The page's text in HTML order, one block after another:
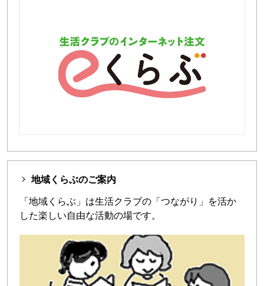
地域くらぶのご案内
「地域くらぶ」は生活クラブの「つながり」を活か
した楽しい自由な活動の場です。